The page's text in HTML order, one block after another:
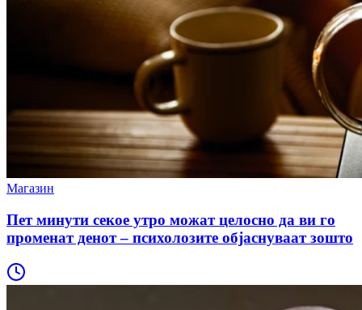
Магазин
Пет минути секое утро можат целосно да ви го
променат денот – психолозите објаснуваат зошто